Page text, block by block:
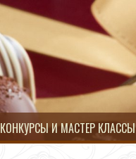
КОНКУРСЫ И МАСТЕР КЛАССЫ